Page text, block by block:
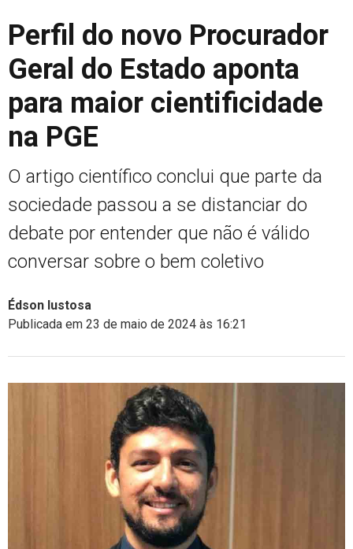
Perfil do novo Procurador
Geral do Estado aponta
para maior cientificidade
na PGE
O artigo científico conclui que parte da
sociedade passou a se distanciar do
debate por entender que não é válido
conversar sobre o bem coletivo
Édson lustosa
Publicada em 23 de maio de 2024 às 16:21